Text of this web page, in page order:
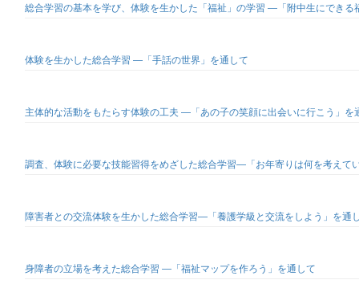
総合学習の基本を学び、体験を生かした「福祉」の学習 ―「附中生にできる
体験を生かした総合学習 ―「手話の世界」を通して
主体的な活動をもたらす体験の工夫 ―「あの子の笑顔に出会いに行こう」を
調査、体験に必要な技能習得をめざした総合学習―「お年寄りは何を考えて
障害者との交流体験を生かした総合学習―「養護学級と交流をしよう」を通
身障者の立場を考えた総合学習 ―「福祉マップを作ろう」を通して